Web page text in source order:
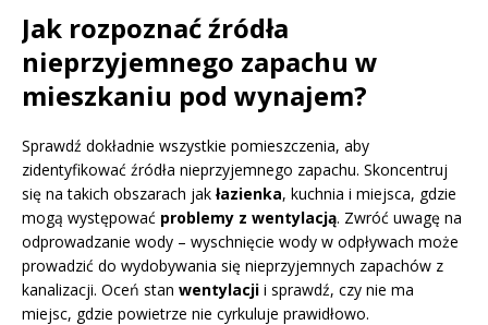
Jak rozpoznać źródła
nieprzyjemnego zapachu w
mieszkaniu pod wynajem?
Sprawdź dokładnie wszystkie pomieszczenia, aby
zidentyfikować źródła nieprzyjemnego zapachu. Skoncentruj
się na takich obszarach jak łazienka, kuchnia i miejsca, gdzie
mogą występować problemy z wentylacją. Zwróć uwagę na
odprowadzanie wody – wyschnięcie wody w odpływach może
prowadzić do wydobywania się nieprzyjemnych zapachów z
kanalizacji. Oceń stan wentylacji i sprawdź, czy nie ma
miejsc, gdzie powietrze nie cyrkuluje prawidłowo.